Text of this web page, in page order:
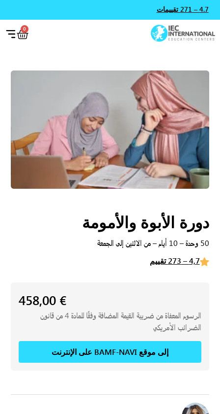
4.7 – 271 تقييمات
دورة الأبوة والأمومة
50 وحدة – 10 أيام – من الاثنين إلى الجمعة
4,7 – 273 تقييم
458,00
الرسوم المعفاة من ضريبة القيمة المضافة وفقًا للمادة 4 من قانون
الضرائب الأمريكي
إلى موقع BAMF-NAVI على الإنترنت